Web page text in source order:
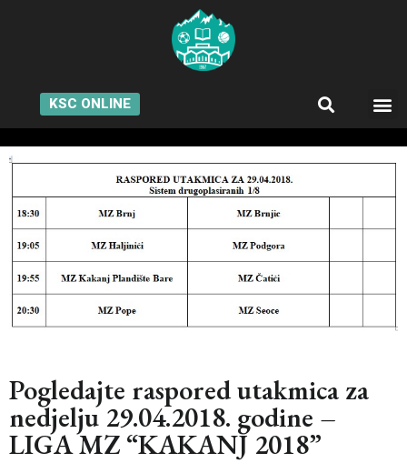
KSC ONLINE
Pogledajte raspored utakmica za
nedjelju 29.04.2018. godine –
LIGA MZ “KAKANJ 2018”